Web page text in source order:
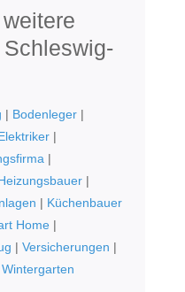
| Bodenleger|
|
|
|
| Küchenbauer
Home|
| Versicherungen |
Wintergarten